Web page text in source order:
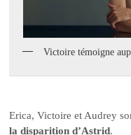
Victoire témoigne
Erica, Victoire et Audrey
la disparition d’Astrid.